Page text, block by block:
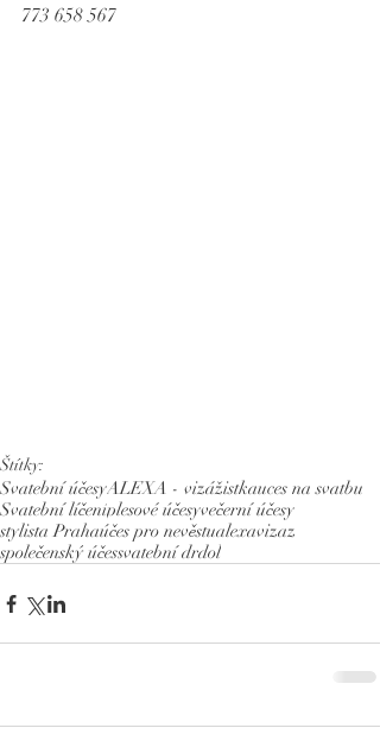
773 658 567
Štítky:
Svatební účesyALEXA - vizážistkauces na svatbu
Svatební líčeníplesové účesyvečerní účesy
stylista Prahaúčes pro nevěstualexavizaz
společenský účessvatební drdol